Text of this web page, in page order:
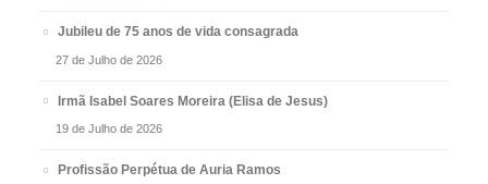
Jubileu de 75 anos de vida consagrada
27 de Julho de 2026
Irmã Isabel Soares Moreira (Elisa de Jesus)
19 de Julho de 2026
Profissão Perpétua de Auria Ramos